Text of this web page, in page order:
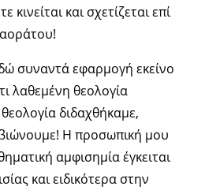
κινείται και σχετίζεται επί
συναντά εφαρμογή εκείνο
λαθεμένη θεολογία
διδαχθήκαμε,
Η προσωπική μου
αμφισημία έγκειται
και ειδικότερα στην